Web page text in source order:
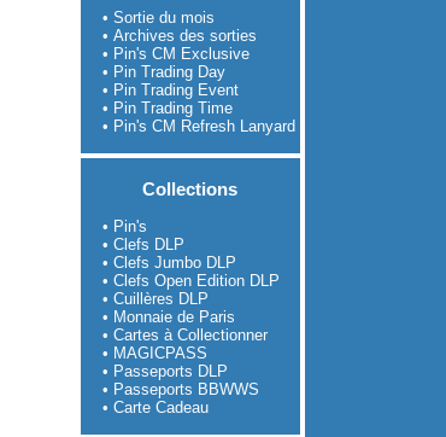
• Sortie du mois
• Archives des sorties
• Pin's CM Exclusive
• Pin Trading Day
• Pin Trading Event
• Pin Trading Time
• Pin's CM Refresh Lanyard
Collections
• Pin's
• Clefs DLP
• Clefs Jumbo DLP
• Clefs Open Edition DLP
• Cuillères DLP
• Monnaie de Paris
• Cartes à Collectionner
• MAGICPASS
• Passeports DLP
• Passeports BBWWS
• Carte Cadeau